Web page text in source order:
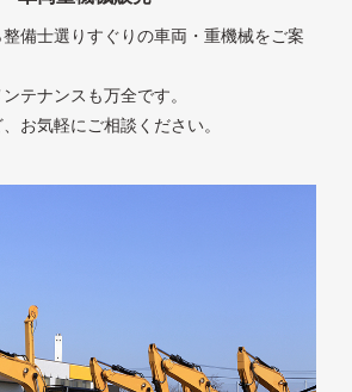
備士選りすぐりの車両・重機械をご案
テナンスも万全です。
お気軽にご相談ください。